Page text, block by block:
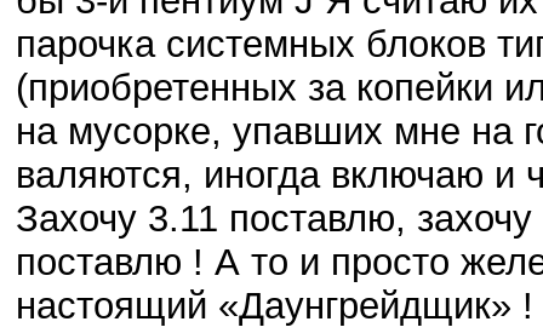
парочка системных блоков
(приобретенных за копейки
на мусорке, упавших мне на
валяются, иногда включаю и
Захочу 3.11 поставлю,
поставлю ! А то и просто
настоящий «Даунгрейдщик» !